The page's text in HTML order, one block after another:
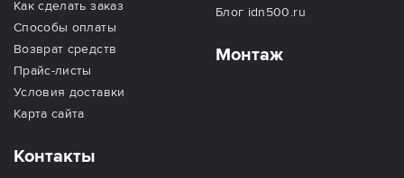
Как сделать заказ
Способы оплаты
Возврат средств
Прайс-листы
Условия доставки
Карта сайта
Блог idn500.ru
Монтаж
Контакты